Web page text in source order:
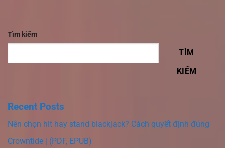
Tìm kiếm
TÌM
KIẾM
Recent Posts
Nên chọn hit hay stand blackjack? Cách quyết định đúng
Crowntide | (PDF, EPUB)